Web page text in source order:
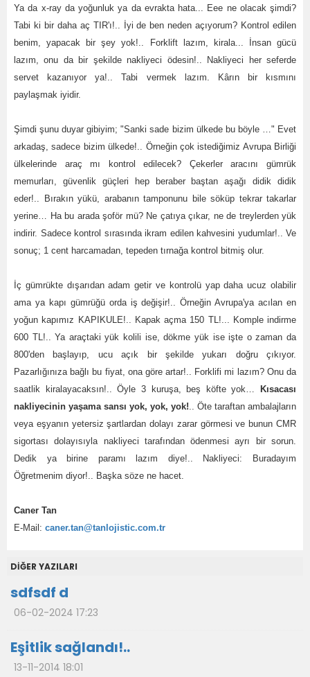
Ya da x-ray da yoğunluk ya da evrakta hata... Eee ne olacak şimdi?
Tabi ki bir daha aç TIR'ı!.. İyi de ben neden açıyorum? Kontrol edilen
benim, yapacak bir şey yok!.. Forklift lazım, kirala... İnsan gücü
lazım, onu da bir şekilde nakliyeci ödesin!.. Nakliyeci her seferde
servet kazanıyor ya!.. Tabi vermek lazım. Kârın bir kısmını
paylaşmak iyidir.
Şimdi şunu duyar gibiyim; "Sanki sade bizim ülkede bu böyle …" Evet
arkadaş, sadece bizim ülkede!.. Örneğin çok istediğimiz Avrupa Birliği
ülkelerinde araç mı kontrol edilecek? Çekerler aracını gümrük
memurları, güvenlik güçleri hep beraber baştan aşağı didik didik
eder!.. Bırakın yükü, arabanın tamponunu bile söküp tekrar takarlar
yerine… Ha bu arada şoför mü? Ne çatıya çıkar, ne de treylerden yük
indirir. Sadece kontrol sırasında ikram edilen kahvesini yudumlar!.. Ve
sonuç; 1 cent harcamadan, tepeden tırnağa kontrol bitmiş olur.
İç gümrükte dışarıdan adam getir ve kontrolü yap daha ucuz olabilir
ama ya kapı gümrüğü orda iş değişir!.. Örneğin Avrupa'ya acılan en
yoğun kapımız KAPIKULE!.. Kapak açma 150 TL!... Komple indirme
600 TL!.. Ya araçtaki yük kolili ise, dökme yük ise işte o zaman da
800'den başlayıp, ucu açık bir şekilde yukarı doğru çıkıyor.
Pazarlığınıza bağlı bu fiyat, ona göre artar!.. Forklifi mi lazım? Onu da
saatlik kiralayacaksın!.. Öyle 3 kuruşa, beş köfte yok…
Kısacası
nakliyecinin yaşama sansı yok, yok, yok!.. Öte taraftan ambalajların
veya eşyanın yetersiz şartlardan dolayı zarar görmesi ve bunun CMR
sigortası dolayısıyla nakliyeci tarafından ödenmesi ayrı bir sorun.
Dedik ya birine paramı lazım diye!.. Nakliyeci: Buradayım
Öğretmenim diyor!.. Başka söze ne hacet.
Caner Tan
E-Mail: caner.tan@tanlojistic.com.tr
DİĞER YAZILARI
sdfsdf d
06-02-2024 17:23
Eşitlik sağlandı!..
13-11-2014 18:01